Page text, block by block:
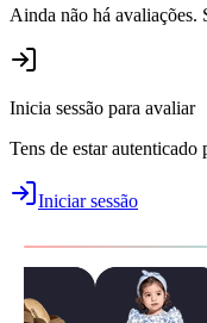
Ainda não há avaliações.
Inicia sessão para avaliar
Tens de estar autenticado
Iniciar sessão